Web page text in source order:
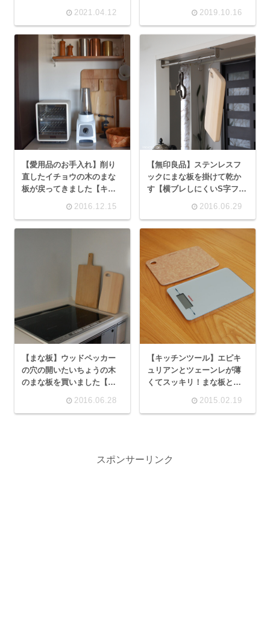
2021.04.12 2019.10.16
【愛用品のお手入れ】削り
直したイチョウの木のまな
板が戻ってきました【キッ
2016.12.15
【無印良品】ステンレスフ
ックにまな板を掛けて乾か
す【横ブレしにくいS字フッ
2016.06.29
【まな板】ウッドペッカー
の穴の開いたいちょうの木
のまな板を買いました【
2016.06.28
【キッチンツール】エピキ
ュリアンとツェーンレが薄
くてスッキリ！まな板とス
2015.02.19
スポンサーリンク